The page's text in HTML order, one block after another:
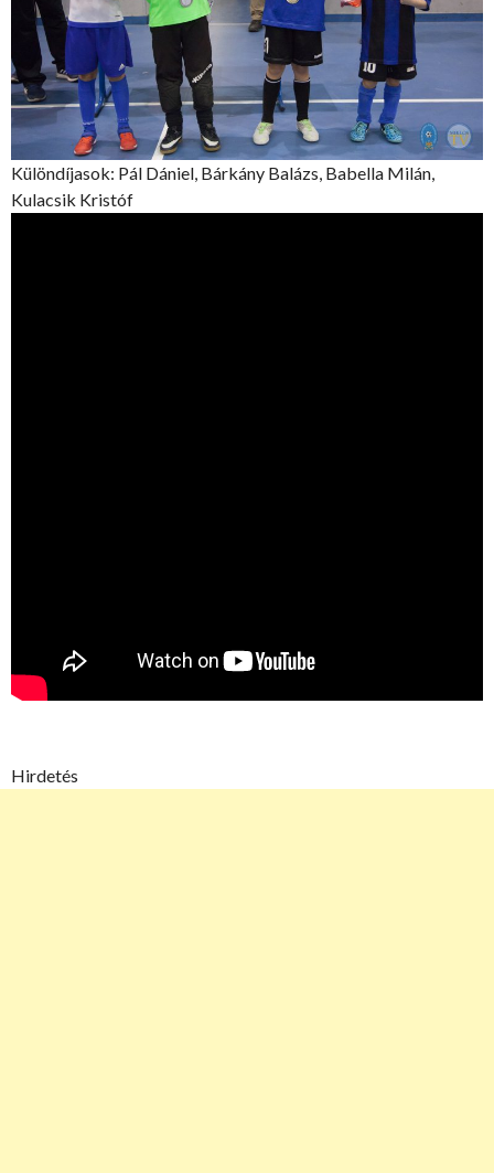
Különdíjasok: Pál Dániel, Bárkány Balázs, Babella Milán,
Kulacsik Kristóf
Hirdetés